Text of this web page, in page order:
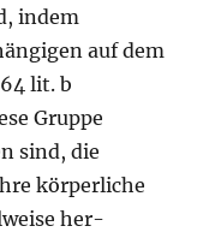
indem
auf dem
lit. b
Gruppe
sind, die
körperliche
her­